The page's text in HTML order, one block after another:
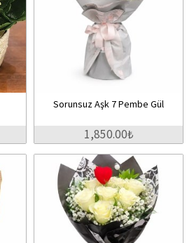
Sorunsuz Aşk 7 Pembe Gül
1,850.00₺